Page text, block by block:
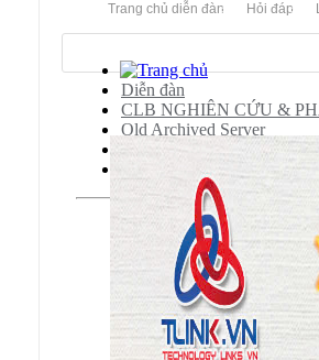
Trang chủ diễn đàn Hỏi đáp
Diễn đàn
CLB NGHIÊN CỨU &
Old Archived Server
Audition Server Private
Hỏi Đáp/ Yêu Cầu